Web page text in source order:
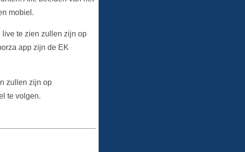
mobiel.
te zien zullen zijn op
app zijn de EK
zullen zijn op
te volgen.